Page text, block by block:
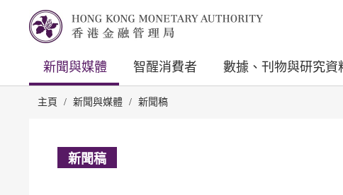
新聞與媒體 智醒消費者 數據、刊物與研究資
主頁 / 新聞與媒體 / 新聞稿
新聞稿